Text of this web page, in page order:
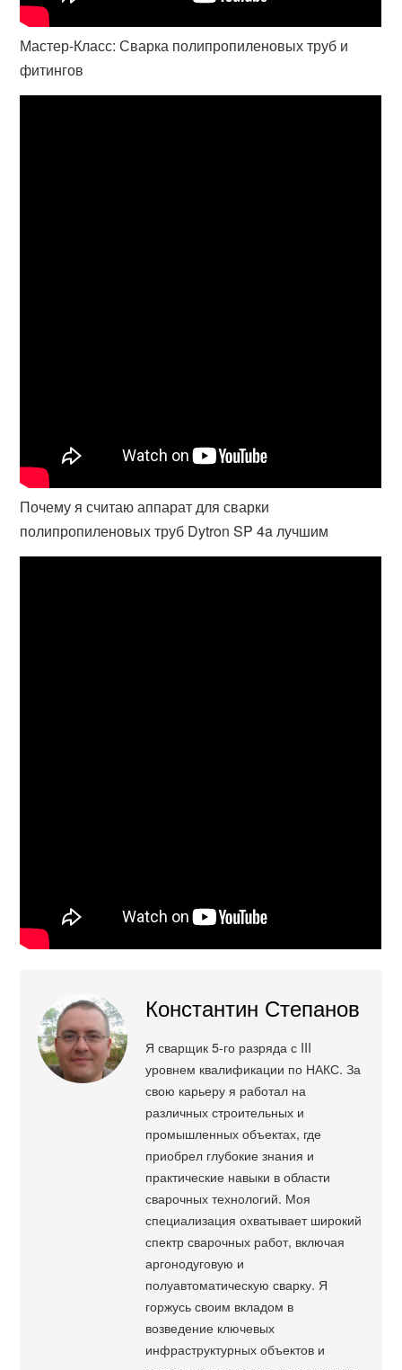
Мастер-Класс: Сварка полипропиленовых труб и
фитингов
Почему я считаю аппарат для сварки
полипропиленовых труб Dytron SP 4a лучшим
Константин Степанов
Я сварщик 5-го разряда с III
уровнем квалификации по НАКС. За
свою карьеру я работал на
различных строительных и
промышленных объектах, где
приобрел глубокие знания и
практические навыки в области
сварочных технологий. Моя
специализация охватывает широкий
спектр сварочных работ, включая
аргонодуговую и
полуавтоматическую сварку. Я
горжусь своим вкладом в
возведение ключевых
инфраструктурных объектов и